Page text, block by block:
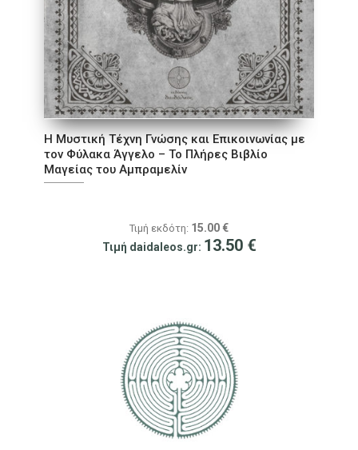
Η Μυστική Τέχνη Γνώσης και Επικοινωνίας με
τον Φύλακα Άγγελο – Το Πλήρες Βιβλίο
Μαγείας του Αμπραμελίν
Τιμή εκδότη: 15.00 €
Τιμή daidaleos.gr: 13.50 €